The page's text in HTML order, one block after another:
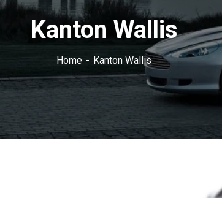
Kanton Wallis
Home Kanton Wallis